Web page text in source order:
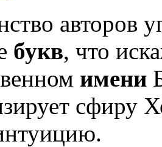
авторов
букв, что
имени
сфиру